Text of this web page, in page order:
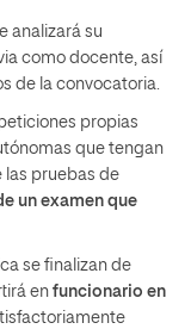
analizará su
como docente, así
de la convocatoria.
propias
que tengan
las pruebas de
un examen que
se finalizan de
en funcionario en